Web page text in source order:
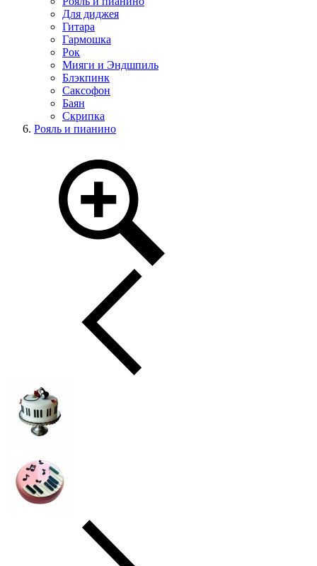
Для диджея
Гитара
Гармошка
Рок
Мияги и Эндшпиль
Блэкпинк
Саксофон
Баян
Скрипка
Рояль и пианино